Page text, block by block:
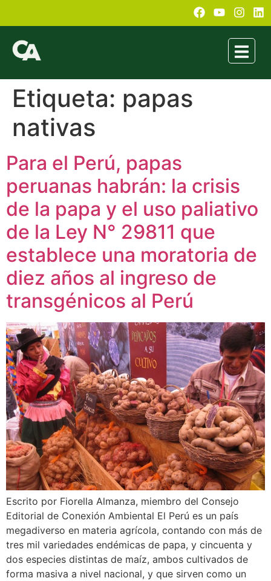
Etiqueta: papas
nativas
Para el Perú, papas
peruanas habrán: la crisis
de la papa y el uso paliativo
de la Ley N° 29811 que
establece una moratoria de
diez años al ingreso de
transgénicos al Perú
Escrito por Fiorella Almanza, miembro del Consejo
Editorial de Conexión Ambiental El Perú es un país
megadiverso en materia agrícola, contando con más de
tres mil variedades endémicas de papa, y cincuenta y
dos especies distintas de maíz, ambos cultivados de
forma masiva a nivel nacional, y que sirven como un